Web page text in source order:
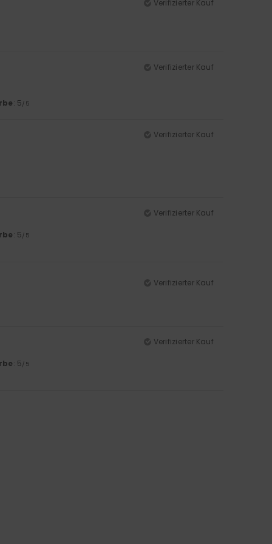
Verifizierter Kauf
Verifizierter Kauf
: 5/5
Verifizierter Kauf
Verifizierter Kauf
: 5/5
Verifizierter Kauf
Verifizierter Kauf
: 5/5